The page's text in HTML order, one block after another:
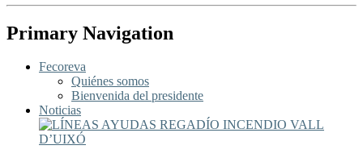
Primary Navigation
Fecoreva
Quiénes somos
Bienvenida del presidente
Noticias